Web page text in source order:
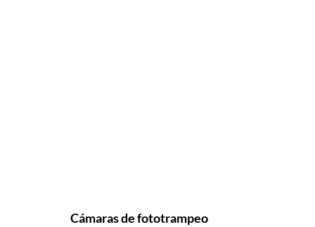
Cámaras de fototrampeo